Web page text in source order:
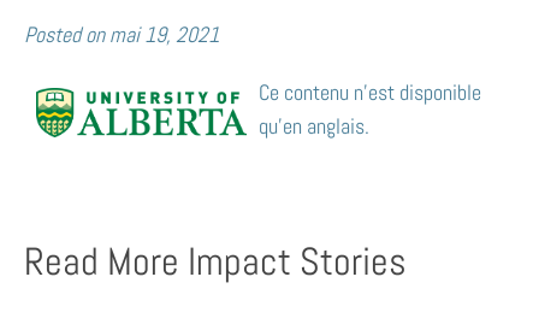
Posted on mai 19, 2021
Ce contenu n’est disponible
qu’en anglais.
Read More Impact Stories